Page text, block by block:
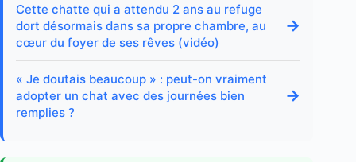
Cette chatte qui a attendu 2 ans au refuge
dort désormais dans sa propre chambre, au
cœur du foyer de ses rêves (vidéo)
→
« Je doutais beaucoup » : peut-on vraiment
adopter un chat avec des journées bien
remplies ?
→